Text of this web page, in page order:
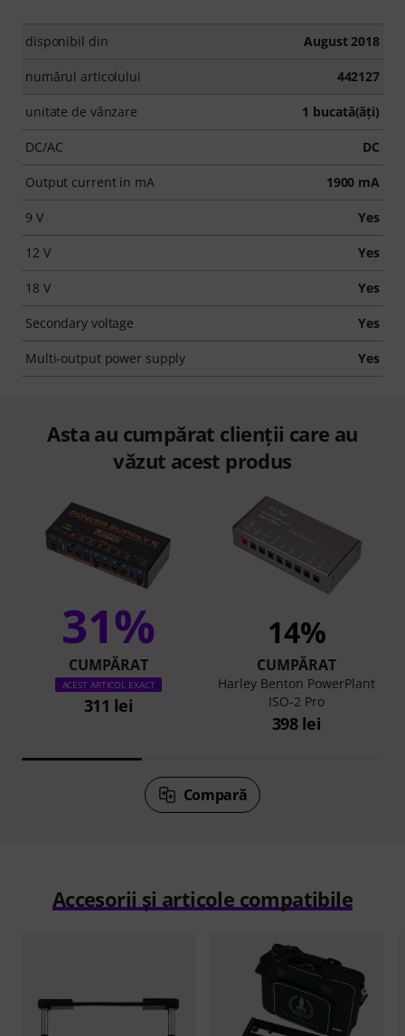
disponibil din August 2018
numărul articolului 442127
unitate de vânzare 1 bucată(ăţi)
DC/AC DC
Output current in mA 1900 mA
9 V Yes
12 V Yes
18 V Yes
Secondary voltage Yes
Multi-output power supply Yes
Asta au cumpărat clienții care au
văzut acest produs
31%
CUMPĂRAT
ACEST ARTICOL EXACT
311 lei
14%
CUMPĂRAT
Harley Benton PowerPlant
ISO-2 Pro
398 lei
Compară
Accesorii și articole compatibile